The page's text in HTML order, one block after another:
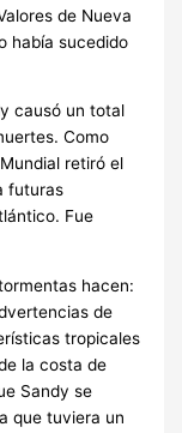
de Nueva
había sucedido
causó un total
Como
retiró el
futuras
Fue
hacen:
de
tropicales
la costa de
Sandy se
que tuviera un